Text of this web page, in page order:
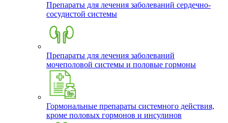
Препараты для лечения заболеваний сердечно-
сосудистой системы
Препараты для лечения заболеваний
мочеполовой системы и половые гормоны
Гормональные препараты системного действия,
кроме половых гормонов и инсулинов